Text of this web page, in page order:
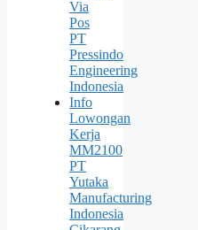
Via
Pos
PT
Pressindo
Engineering
Indonesia
Info
Lowongan
Kerja
MM2100
PT
Yutaka
Manufacturing
Indonesia